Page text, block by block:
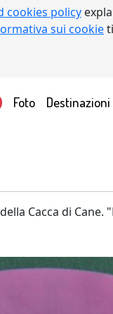
cookies policy
sui cookie
Foto Destinazioni
Cacca di